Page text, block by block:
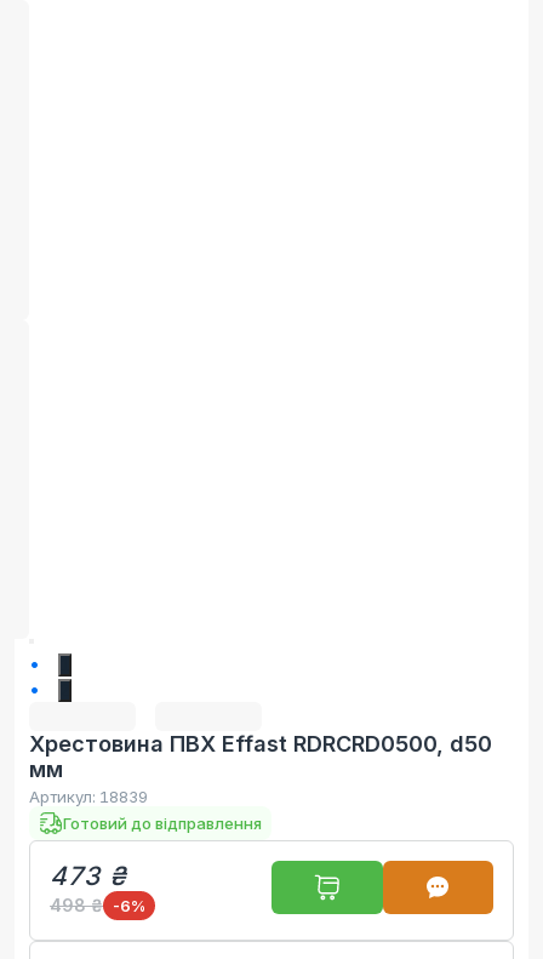
Хрестовина ПВХ Effast RDRCRD0500, d50
мм
Артикул: 18839
Готовий до відправлення
473 ₴
498 ₴ -6%